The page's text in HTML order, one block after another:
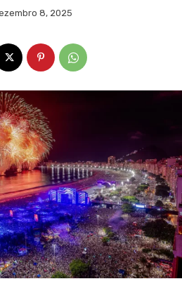
8, 2025